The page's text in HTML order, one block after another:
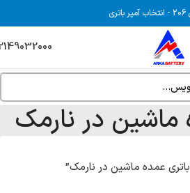
- انتخاب آمپر باتری
ماشین در نارمک
عمده ماشین در نارمک”